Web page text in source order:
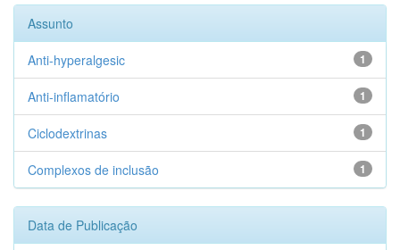
Assunto
1
Anti-hyperalgesic
1
Anti-inflamatório
1
Ciclodextrinas
1
Complexos de inclusão
Data de Publicação